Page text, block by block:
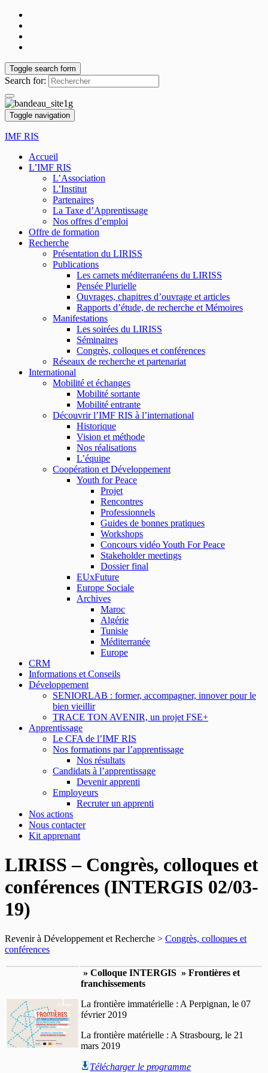
Toggle search form
Search for:
Toggle navigation
IMF RIS
Accueil
L’IMF RIS
L’Association
L’Institut
Partenaires
La Taxe d’Apprentissage
Nos offres d’emploi
Offre de formation
Recherche
Présentation du LIRISS
Publications
Les carnets méditerranéens du LIRISS
Pensée Plurielle
Ouvrages, chapitres d’ouvrage et articles
Rapports d’étude, de recherche et Mémoires
Manifestations
Les soirées du LIRISS
Séminaires
Congrès, colloques et conférences
Réseaux de recherche et partenariat
International
Mobilité et échanges
Mobilité sortante
Mobilité entrante
Découvrir l’IMF RIS à l’international
Historique
Vision et méthode
Nos réalisations
L’équipe
Coopération et Développement
Youth for Peace
Projet
Rencontres
Professionnels
Guides de bonnes pratiques
Workshops
Concours vidéo Youth For Peace
Stakeholder meetings
Dossier final
EUxFuture
Europe Sociale
Archives
Maroc
Algérie
Tunisie
Méditerranée
Europe
CRM
Informations et Conseils
Développement
SENIORLAB : former, accompagner, innover pour le
bien vieillir
TRACE TON AVENIR, un projet FSE+
Apprentissage
Le CFA de l’IMF RIS
Nos formations par l’apprentissage
Nos résultats
Candidats à l’apprentissage
Devenir apprenti
Employeurs
Recruter un apprenti
Nos actions
Nous contacter
Kit apprenant
LIRISS – Congrès, colloques et
conférences (INTERGIS 02/03-
19)
Revenir à Développement et Recherche > Congrès, colloques et
conférences
» Colloque INTERGIS » Frontières et
franchissements
La frontière immatérielle : A Perpignan, le 07
février 2019
La frontière matérielle : A Strasbourg, le 21
mars 2019
Télécharger le programme